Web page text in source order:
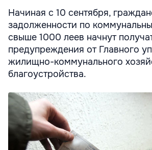
Начиная с 10 сентября,
задолженности по
свыше 1000 леев начнут
предупреждения от Главного
жилищно-коммунального
благоустройства.